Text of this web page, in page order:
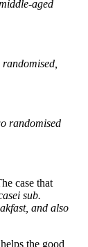
aged
randomised
case that
sub.
and also
the good